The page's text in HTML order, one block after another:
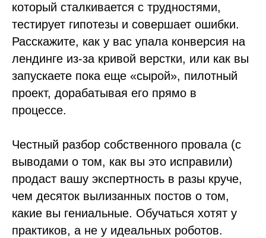
который сталкивается с трудностями,
тестирует гипотезы и совершает ошибки.
Расскажите, как у вас упала конверсия на
лендинге из-за кривой верстки, или как вы
запускаете пока еще «сырой», пилотный
проект, дорабатывая его прямо в
процессе.
Честный разбор собственного провала (с
выводами о том, как вы это исправили)
продаст вашу экспертность в разы круче,
чем десяток вылизанных постов о том,
какие вы гениальные. Обучаться хотят у
практиков, а не у идеальных роботов.